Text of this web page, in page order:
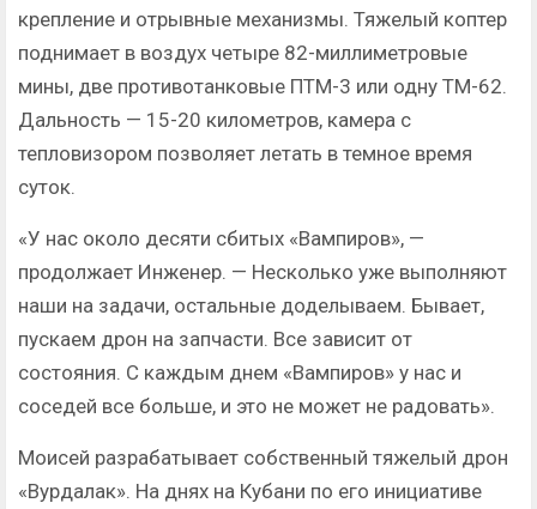
крепление и отрывные механизмы. Тяжелый коптер
поднимает в воздух четыре 82-миллиметровые
мины, две противотанковые ПТМ-3 или одну ТМ-62.
Дальность — 15-20 километров, камера с
тепловизором позволяет летать в темное время
суток.
«У нас около десяти сбитых «Вампиров», —
продолжает Инженер. — Несколько уже выполняют
наши на задачи, остальные доделываем. Бывает,
пускаем дрон на запчасти. Все зависит от
состояния. С каждым днем «Вампиров» у нас и
соседей все больше, и это не может не радовать».
Моисей разрабатывает собственный тяжелый дрон
«Вурдалак». На днях на Кубани по его инициативе